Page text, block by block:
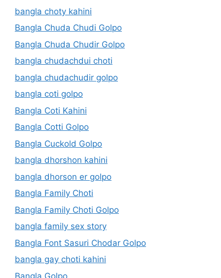
bangla choty kahini
Bangla Chuda Chudi Golpo
Bangla Chuda Chudir Golpo
bangla chudachdui choti
bangla chudachudir golpo
bangla coti golpo
Bangla Coti Kahini
Bangla Cotti Golpo
Bangla Cuckold Golpo
bangla dhorshon kahini
bangla dhorson er golpo
Bangla Family Choti
Bangla Family Choti Golpo
bangla family sex story
Bangla Font Sasuri Chodar Golpo
bangla gay choti kahini
Bangla Golpo